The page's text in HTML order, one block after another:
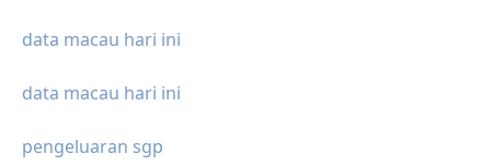
data macau hari ini
data macau hari ini
pengeluaran sgp